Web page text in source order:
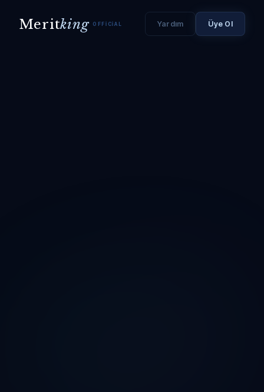
Meritking OFFICIAL Yardım Üye Ol